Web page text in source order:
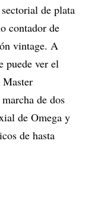
de plata
contador de
vintage. A
puede ver el
de dos
de Omega y
de hasta